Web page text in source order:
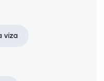
víza